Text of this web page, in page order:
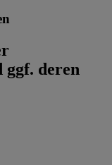
deren